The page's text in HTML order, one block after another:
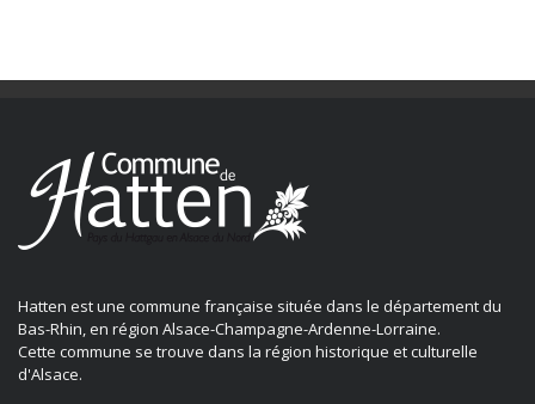
Hatten est une commune française située dans le département du
Bas-Rhin, en région Alsace-Champagne-Ardenne-Lorraine.
Cette commune se trouve dans la région historique et culturelle
d'Alsace.